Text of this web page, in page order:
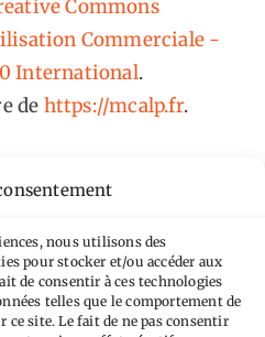
nous utilisons des
pour stocker et/ou accéder aux
de consentir à ces technologies
telles que le comportement de
site. Le fait de ne pas consentir
Commons
Commerciale -
International.
de https://mcalp.fr.
Allemagne Andorre